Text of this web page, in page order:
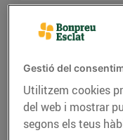
Gestió del
Utilitzem cookies
del web i mostrar
segons els teus